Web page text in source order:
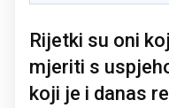
Rijetki su oni
mjeriti s
koji je i danas